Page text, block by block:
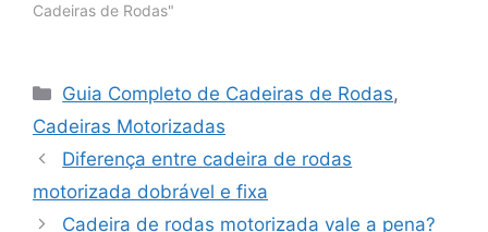
Cadeiras de Rodas"
Categorias
Guia Completo de Cadeiras de Rodas,
Cadeiras Motorizadas
Diferença entre cadeira de rodas
motorizada dobrável e fixa
Cadeira de rodas motorizada vale a pena?